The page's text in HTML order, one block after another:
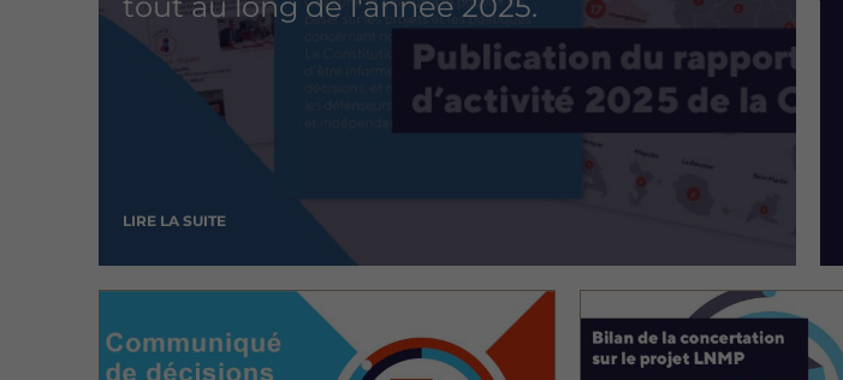
tout au long de l'année 2025.
LIRE LA SUITE